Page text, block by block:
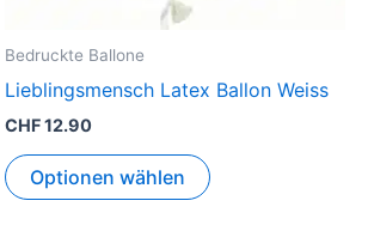
Bedruckte Ballone
Lieblingsmensch Latex Ballon Weiss
CHF12.90
Optionen wählen